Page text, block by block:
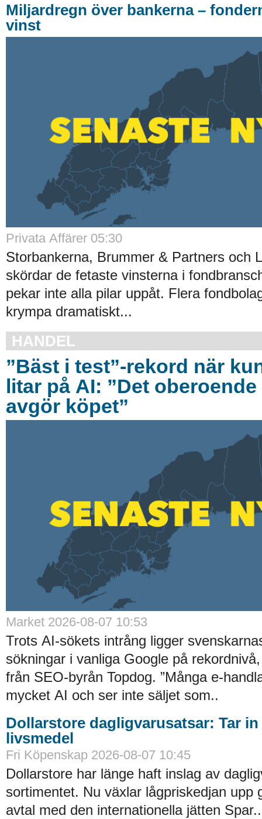
Miljardregn över bankerna –
vinst
Privata Affärer 05:30
Storbankerna, Brummer & Partners och
skördar de fetaste vinsterna i
pekar inte alla pilar uppåt. Flera
krympa dramatiskt...
HANDEL
”Bäst i test”-rekord när
litar på AI: ”Det
avgör köpet”
Market 2026-08-07 10:53
Trots AI-sökets intrång ligger
sökningar i vanliga Google på
från SEO-byrån Topdog. ”Många e-
mycket AI och ser inte säljet som..
Dollarstore dagligvarusatsar: Tar in
livsmedel
Fri Köpenskap 2026-08-07 10:45
Dollarstore har länge haft inslag av
sortimentet. Nu växlar lågpriskedjan upp
avtal med den internationella jätten